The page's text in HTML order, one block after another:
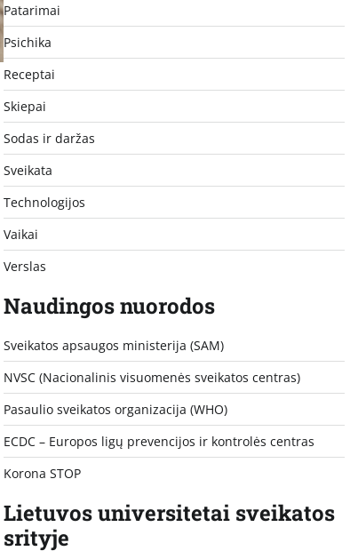
Patarimai
Psichika
Receptai
Skiepai
Sodas ir daržas
Sveikata
Technologijos
Vaikai
Verslas
Naudingos nuorodos
Sveikatos apsaugos ministerija (SAM)
NVSC (Nacionalinis visuomenės sveikatos centras)
Pasaulio sveikatos organizacija (WHO)
ECDC – Europos ligų prevencijos ir kontrolės centras
Korona STOP
Lietuvos universitetai sveikatos
srityje